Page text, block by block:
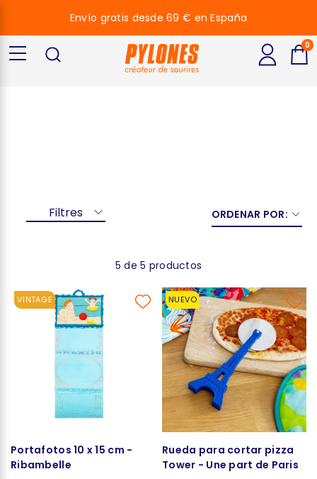
Filtres ORDENAR POR:
5 de 5 productos
VINTAGE
Portafotos 10 x 15 cm -
Ribambelle
NUEVO
Rueda para cortar pizza
Tower - Une part de Paris
Envío gratis desde 69 € en España
0